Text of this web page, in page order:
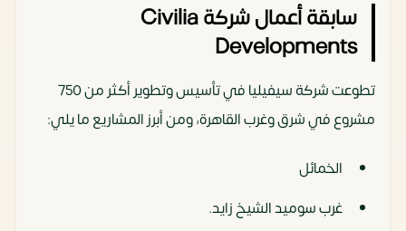
سابقة أعمال شركة Civilia
Developments
تطوعت شركة سيفيليا في تأسيس وتطوير أكثر من 750
مشروع في شرق وغرب القاهرة، ومن أبرز المشاريع ما يلي:
الخمائل
غرب سوميد الشيخ زايد.